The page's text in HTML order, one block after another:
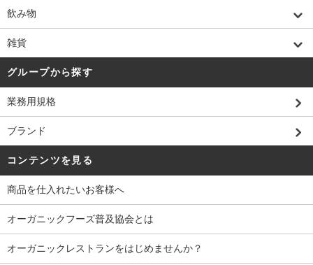
飲み物
雑貨
グループから探す
業務用規格
ブランド
コンテンツを見る
商品を仕入れたいお客様へ
オーガニックフーズ普及協会とは
オーガニックレストランをはじめませんか？